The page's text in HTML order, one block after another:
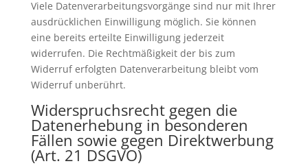
Viele Datenverarbeitungsvorgänge sind nur mit Ihrer
ausdrücklichen Einwilligung möglich. Sie können
eine bereits erteilte Einwilligung jederzeit
widerrufen. Die Rechtmäßigkeit der bis zum
Widerruf erfolgten Datenverarbeitung bleibt vom
Widerruf unberührt.
Widerspruchsrecht gegen die
Datenerhebung in besonderen
Fällen sowie gegen Direktwerbung
(Art. 21 DSGVO)